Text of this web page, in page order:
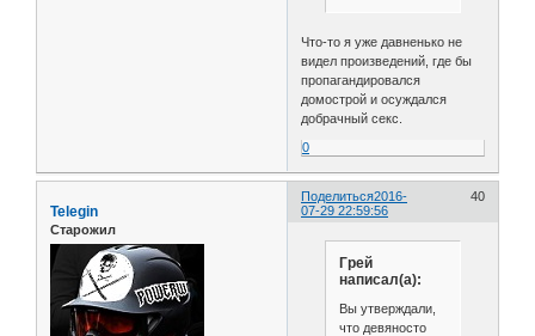
Что-то я уже давненько не
видел произведений, где бы
пропагандировался
домострой и осуждался
добрачный секс.
0
Поделиться 40
2016-
07-29 22:59:56
Telegin
Старожил
Грей
написал(а):
Вы утверждали,
что девяносто